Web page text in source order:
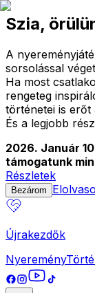
Szia,
A
sorsolással
Ha most
rengeteg
történetei is erőt
És a legjobb
2026. Január
támogatunk
Részletek
Bezárom
Újrakezdők
Nyeremény